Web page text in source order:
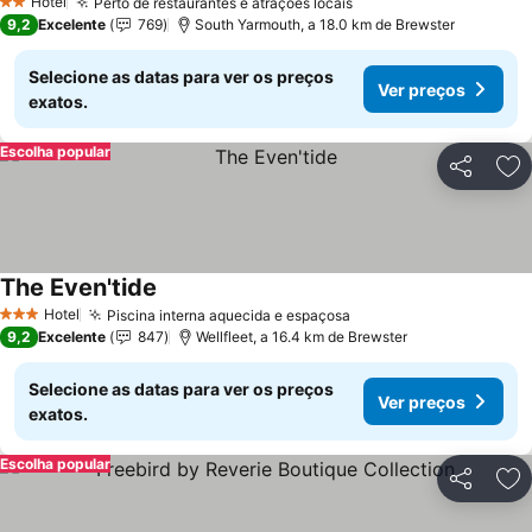
2 Estrelas Ver preços
9,2 Excelente 769 South Yarmouth, a 18.0 km de Brewster
Selecione as datas para ver os preços
exatos.
Ver preços
Partilhar
Escolha popular
3 EstrelasHotel Piscina interna aquecida e espaçosa
The Even'tide
9,2 Excelente 847 Wellfleet, a 16.4 km de Brewster
Selecione as datas para ver os preços
exatos.
Ver preços
Partilhar
Escolha popular